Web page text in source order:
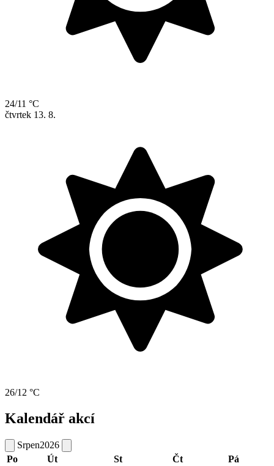
24/11 °C
čtvrtek 13. 8.
26/12 °C
Kalendář akcí
Srpen2026
Po
Út St Čt Pá